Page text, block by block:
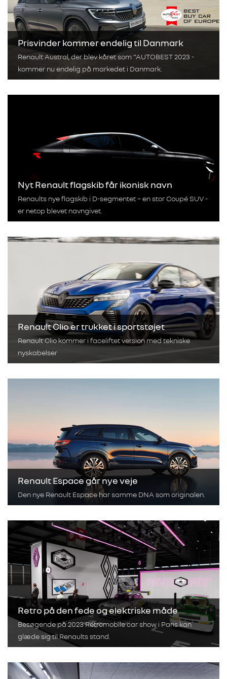
Prisvinder kommer endelig til Danmark
Renault Austral, der blev kåret som ”AUTOBEST 2023 -
kommer nu endelig på markedet i Danmark.
Nyt Renault flagskib får ikonisk navn
Renaults nye flagskib i D-segmentet – en stor Coupé SUV -
er netop blevet navngivet.
Renault Clio er trukket i sportstøjet
Renault Clio kommer i faceliftet version med tekniske
nyskabelser
Renault Espace går nye veje
Den nye Renault Espace har samme DNA som originalen.
Retro på den fede og elektriske måde
Besøgende på 2023 Rétromobile car show i Paris kan
glæde sig til Renaults stand.